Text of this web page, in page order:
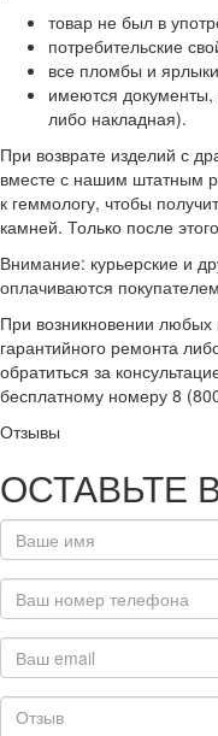
товар не был в
потребительские
все пломбы и
имеются
либо накладная).
При возврате изделий с
вместе с нашим штатным
к геммологу, чтобы
камней. Только после
Внимание: курьерские и
оплачиваются
При возникновении
гарантийного ремонта
обратиться за
бесплатному номеру 8
Отзывы
ОСТАВЬТЕ